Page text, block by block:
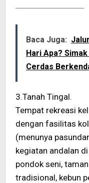
————————————–
Baca Juga:
Hari Apa?
Cerdas
3.Tanah Tingal.
Tempat rekreasi
dengan fasilitas
(menunya
kegiatan andalan
pondok seni,
tradisional, kebun